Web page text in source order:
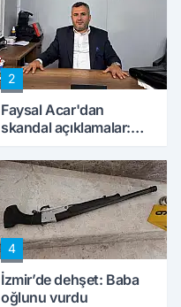
2
Faysal Acar'dan
skandal açıklamalar:
peynircilerimizi de
kıskaca aldı, müdahale
ettik'
4
İzmir’de dehşet: Baba
oğlunu vurdu